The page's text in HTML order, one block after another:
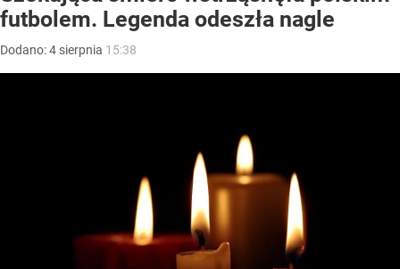
futbolem. Legenda odeszła nagle
Dodano:4 sierpnia 15:38